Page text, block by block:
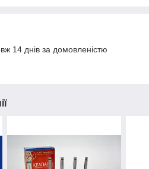
14 днів за домовленістю